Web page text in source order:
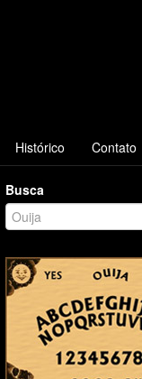
Histórico Contato
Busca